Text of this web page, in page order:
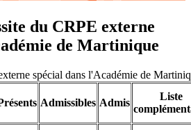
du CRPE externe
de Martinique
spécial dans l'Académie de
Admissibles Admis
Liste